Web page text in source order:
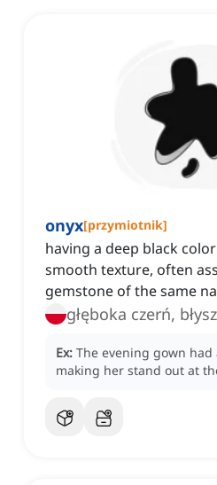
onyx[przymiotnik]
having a deep black
smooth texture, often
gemstone of the same
głęboka czerń,
Ex: The evening gown had
making her stand out at